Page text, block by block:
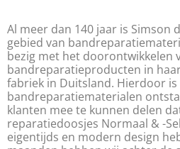
Al meer dan 140 jaar is Simson
gebied van
bezig met het doorontwikkelen
bandreparatieproducten in
fabriek in Duitsland. Hierdoor
bandreparatiematerialen
klanten mee te kunnen delen
reparatiedoosjes Normaal & -
eigentijds en modern design